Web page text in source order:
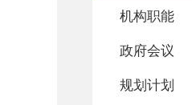
机构职能
政府会议
规划计划